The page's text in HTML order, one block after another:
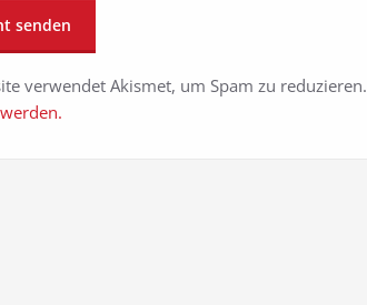
verwendet Akismet, um Spam zu reduzieren.